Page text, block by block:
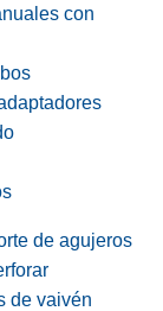
con
de agujeros
de vaivén